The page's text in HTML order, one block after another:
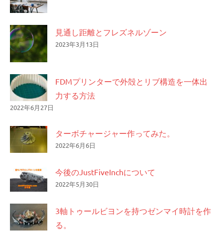
見通し距離とフレズネルゾーン
2023年3月13日
FDMプリンターで外殻とリブ構造を一体出
力する方法
2022年6月27日
ターボチャージャー作ってみた。
2022年6月6日
今後のJustFiveInchについて
2022年5月30日
3軸トゥールビヨンを持つゼンマイ時計を作
る。